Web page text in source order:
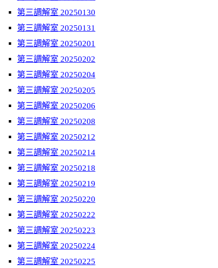
第三調解室 20250130
第三調解室 20250131
第三調解室 20250201
第三調解室 20250202
第三調解室 20250204
第三調解室 20250205
第三調解室 20250206
第三調解室 20250208
第三調解室 20250212
第三調解室 20250214
第三調解室 20250218
第三調解室 20250219
第三調解室 20250220
第三調解室 20250222
第三調解室 20250223
第三調解室 20250224
第三調解室 20250225